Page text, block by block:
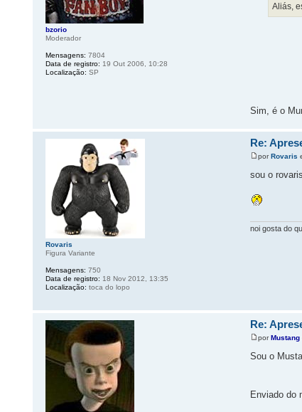
Aliás,
Sim, é o
bzorio
Moderador
Mensagens: 7804
Data de registro: 19 Out 2006, 10:28
Localização: SP
Re:
porRovaris
sou o
noi gosta do
Rovaris
Figura Variante
Mensagens: 750
Data de registro: 18 Nov 2012, 13:35
Localização: toca do lopo
Re:
porMustang
Sou o
Enviado do